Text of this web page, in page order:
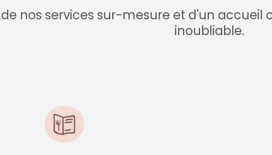
de nos services sur-mesure et d'un
inoubliable.